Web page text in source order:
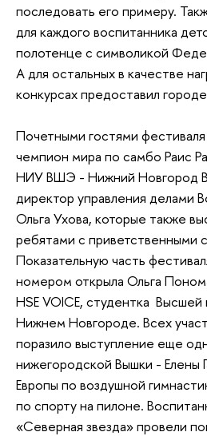
последовать его примеру.
для каждого воспитанника
полотенце с символикой
А для остальных в качестве
конкурсах предоставил
Почетными гостями
чемпион мира по самбо Раис
НИУ ВШЭ - Нижний Новгород
директор управления делами
Ольга Ухова, которые также
ребятами с приветственными
Показательную часть
номером открыла Ольга
HSE VOICE, студентка
Нижнем Новгороде. Всех
поразило выступление еще
нижегородской Вышки - Елены
Европы по воздушной
по спорту на пилоне.
«Северная звезда» провели